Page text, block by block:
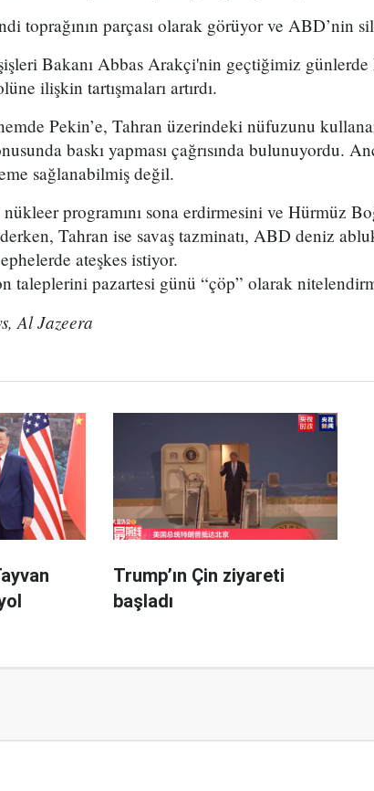
toprağının parçası olarak görüyor ve ABD’nin
Bakanı Abbas Arakçi'nin geçtiğimiz günlerde
ilişkin tartışmaları artırdı.
Pekin’e, Tahran üzerindeki nüfuzunu
baskı yapması çağrısında bulunuyordu.
sağlanabilmiş değil.
programını sona erdirmesini ve Hürmüz
Tahran ise savaş tazminatı, ABD deniz
ateşkes istiyor.
taleplerini pazartesi günü “çöp” olarak
Al Jazeera
Trump’ın Çin ziyareti
başladı